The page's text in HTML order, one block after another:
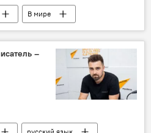
В мире
–